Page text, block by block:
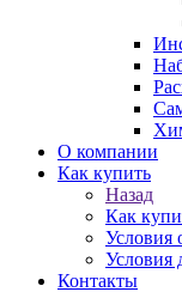
О компании
Как купить
Назад
Как
Условия
Условия
Контакты